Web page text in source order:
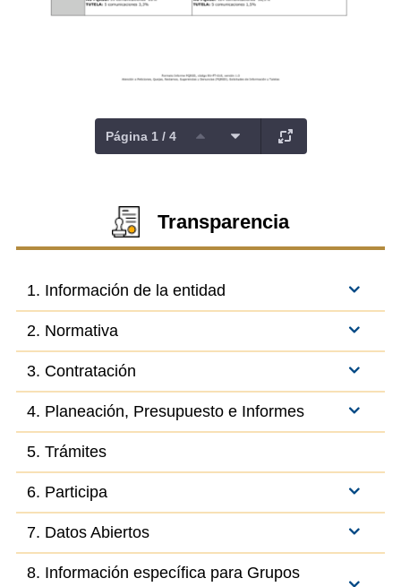
Página 1 / 4
Transparencia
1. Información de la entidad
2. Normativa
3. Contratación
4. Planeación, Presupuesto e Informes
5. Trámites
6. Participa
7. Datos Abiertos
8. Información específica para Grupos